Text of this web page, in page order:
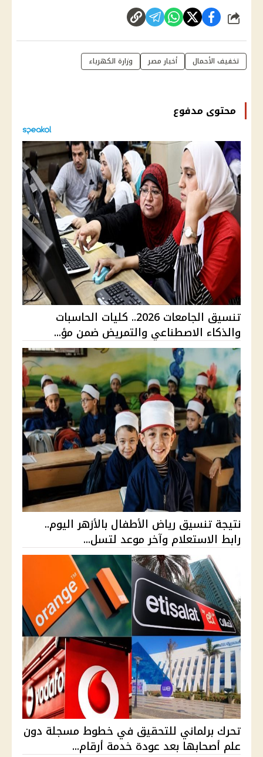
شارك
تخفيف الأحمال أخبار مصر وزارة الكهرباء
محتوى مدفوع
تنسيق الجامعات 2026.. كليات الحاسبات
والذكاء الاصطناعي والتمريض ضمن مؤ...
نتيجة تنسيق رياض الأطفال بالأزهر اليوم..
رابط الاستعلام وآخر موعد لتسل...
تحرك برلماني للتحقيق في خطوط مسجلة دون
علم أصحابها بعد عودة خدمة أرقام...